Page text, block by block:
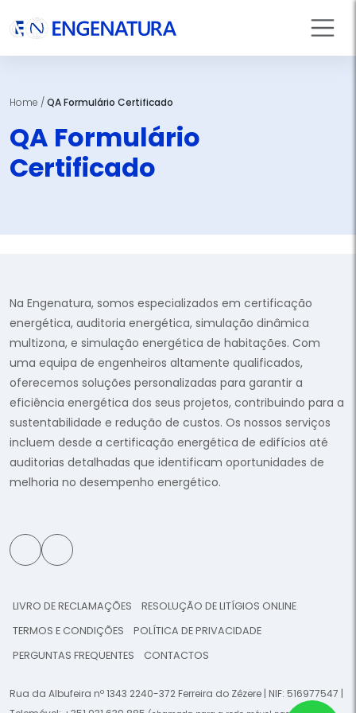
Home /QA Formulário Certificado
QA Formulário
Certificado
Na Engenatura, somos especializados em certificação
energética, auditoria energética, simulação dinâmica
multizona, e simulação energética de habitações. Com
uma equipa de engenheiros altamente qualificados,
oferecemos soluções personalizadas para garantir a
eficiência energética dos seus projetos, contribuindo para a
sustentabilidade e redução de custos. Os nossos serviços
incluem desde a certificação energética de edifícios até
auditorias detalhadas que identificam oportunidades de
melhoria no desempenho energético.
LIVRO DE RECLAMAÇÕES
RESOLUÇÃO DE LITÍGIOS ONLINE
TERMOS E CONDIÇÕES
POLÍTICA DE PRIVACIDADE
PERGUNTAS FREQUENTES
CONTACTOS
Rua da Albufeira nº 1343 2240-372 Ferreira do Zêzere | NIF: 516977547 |